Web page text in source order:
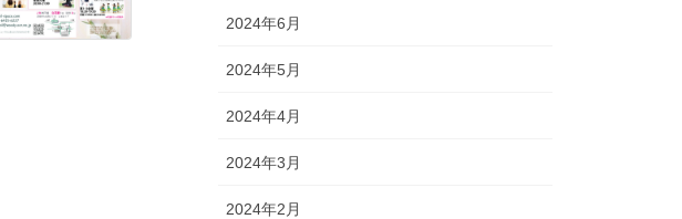
2024年6月
2024年5月
2024年4月
2024年3月
2024年2月